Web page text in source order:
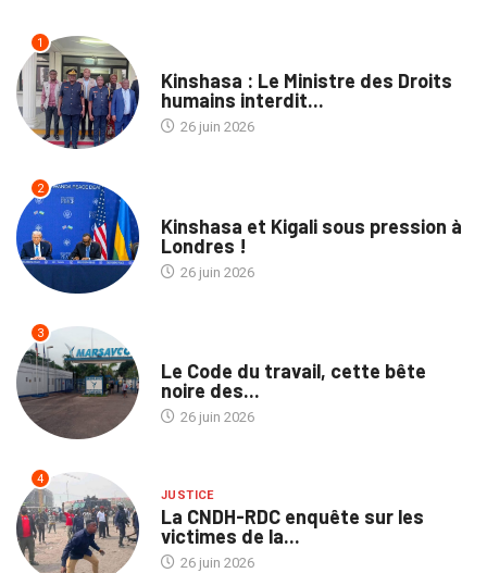
1
Kinshasa : Le Ministre des Droits
humains interdit...
26 juin 2026
2
Kinshasa et Kigali sous pression à
Londres !
26 juin 2026
3
Le Code du travail, cette bête
noire des...
26 juin 2026
4
JUSTICE
La CNDH-RDC enquête sur les
victimes de la...
26 juin 2026